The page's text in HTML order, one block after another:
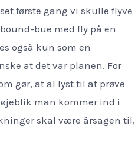
første gang vi skulle flyve
bue med fly på en
også kun som en
at det var planen. For
gør, at al lyst til at prøve
man kommer ind i
skal være årsagen til,